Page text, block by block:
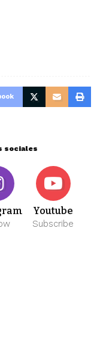
sociales
Youtube
Subscribe